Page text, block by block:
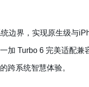
边界，实现原生级与
加 Turbo 6 完美适配
跨系统智慧体验。